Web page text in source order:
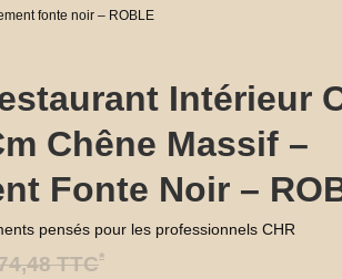
fonte noir – ROBLE
Intérieur
Chêne Massif –
Fonte Noir –
pensés pour les professionnels CHR
TTC*